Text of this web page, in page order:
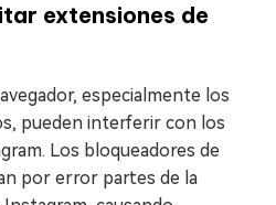
extensiones de
especialmente los
pueden interferir con los
Los bloqueadores de
por error partes de la